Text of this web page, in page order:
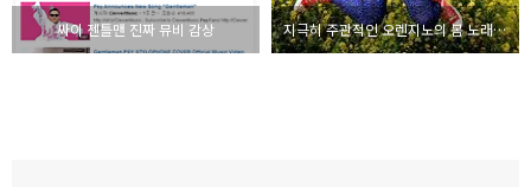
싸이 젠틀맨 진짜 뮤비 감상 지극히 주관적인 오렌지노의 봄 노래 추천 best 3